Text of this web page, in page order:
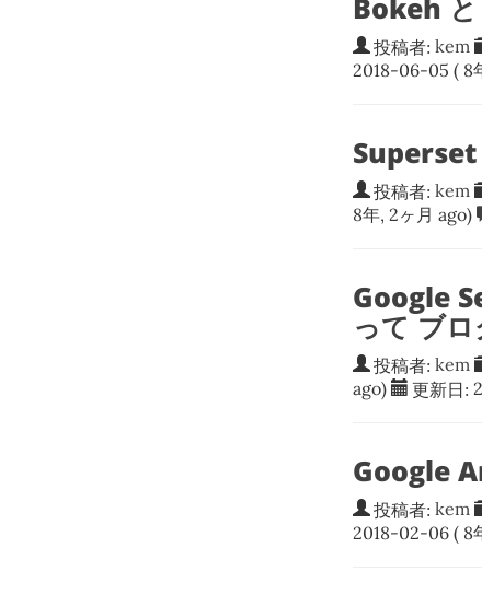
Bokeh
投稿者: kem
2018-06-05 ( 8
Superset
投稿者: kem
8年, 2ヶ月 ago)
Google
って ブ
投稿者: kem
ago)
更新日:
Google
投稿者: kem
2018-02-06 ( 8